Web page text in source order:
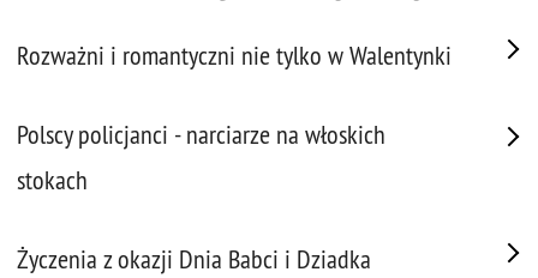
Rozważni i romantyczni nie tylko w Walentynki
Polscy policjanci - narciarze na włoskich
stokach
Życzenia z okazji Dnia Babci i Dziadka